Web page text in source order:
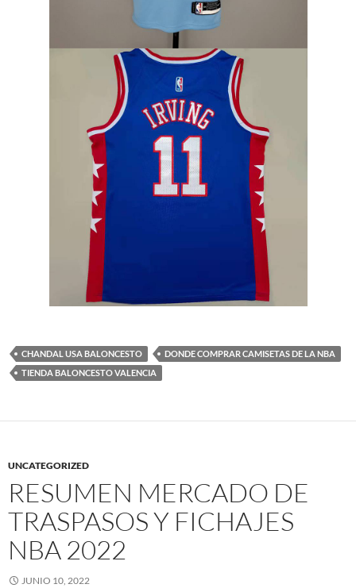
CHANDAL USA BALONCESTO
DONDE COMPRAR CAMISETAS DE LA NBA
TIENDA BALONCESTO VALENCIA
UNCATEGORIZED
RESUMEN MERCADO DE
TRASPASOS Y FICHAJES
NBA 2022
JUNIO 10, 2022